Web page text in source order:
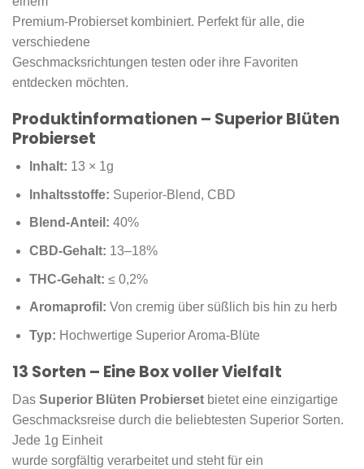
Premium-Probierset kombiniert. Perfekt für alle, die
verschiedene
Geschmacksrichtungen testen oder ihre Favoriten
entdecken möchten.
Produktinformationen – Superior Blüten
Probierset
Inhalt: 13 × 1g
Inhaltsstoffe: Superior-Blend, CBD
Blend-Anteil: 40%
CBD-Gehalt: 13–18%
THC-Gehalt: ≤ 0,2%
Aromaprofil: Von cremig über süßlich bis hin zu herb
Typ: Hochwertige Superior Aroma-Blüte
13 Sorten – Eine Box voller Vielfalt
Das Superior Blüten Probierset bietet eine einzigartige
Geschmacksreise durch die beliebtesten Superior Sorten.
Jede 1g Einheit
wurde sorgfältig verarbeitet und steht für ein